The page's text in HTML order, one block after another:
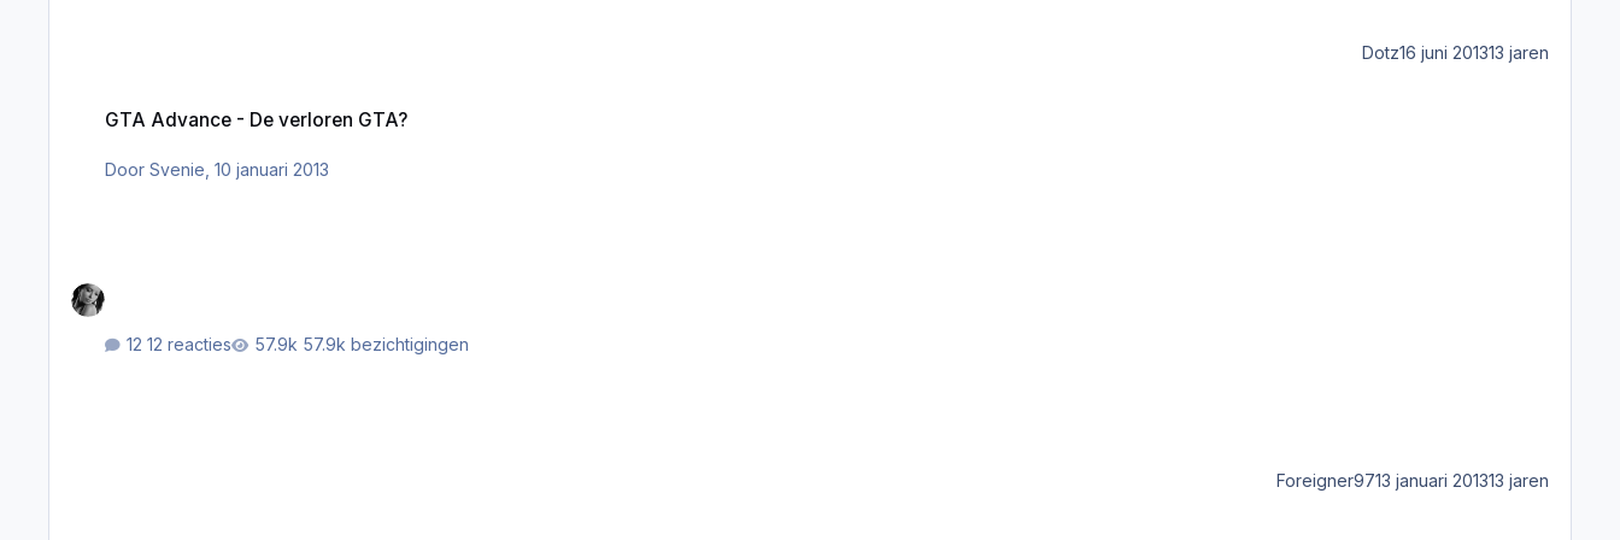
Dotz16 juni 201313 jaren
GTA Advance - De verloren GTA?
DoorSvenie ,10 januari 2013
12 reacties 57.9k bezichtigingen
Foreigner9713 januari 201313 jaren